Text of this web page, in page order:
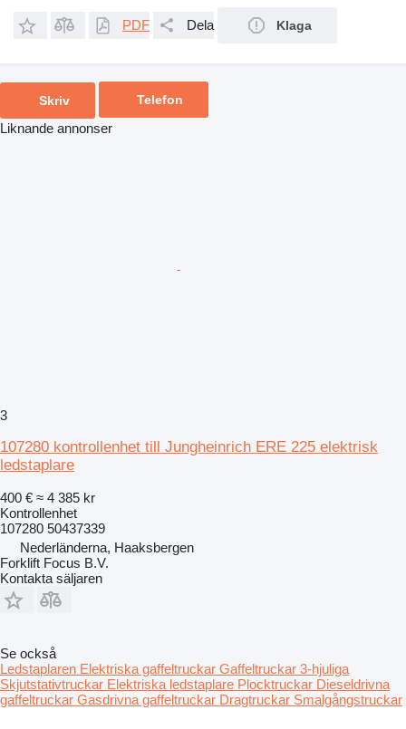
PDF Dela Klaga
Skriv Telefon
Liknande annonser
3
107280 kontrollenhet till Jungheinrich ERE 225 elektrisk
ledstaplare
400 € ≈ 4 385 kr
Kontrollenhet
107280 50437339
Nederländerna, Haaksbergen
Forklift Focus B.V.
Kontakta säljaren
Se också
Ledstaplaren Elektriska gaffeltruckar Gaffeltruckar 3-hjuliga
Skjutstativtruckar Elektriska ledstaplare Plocktruckar Dieseldrivna
gaffeltruckar Gasdrivna gaffeltruckar Dragtruckar Smalgångstruckar